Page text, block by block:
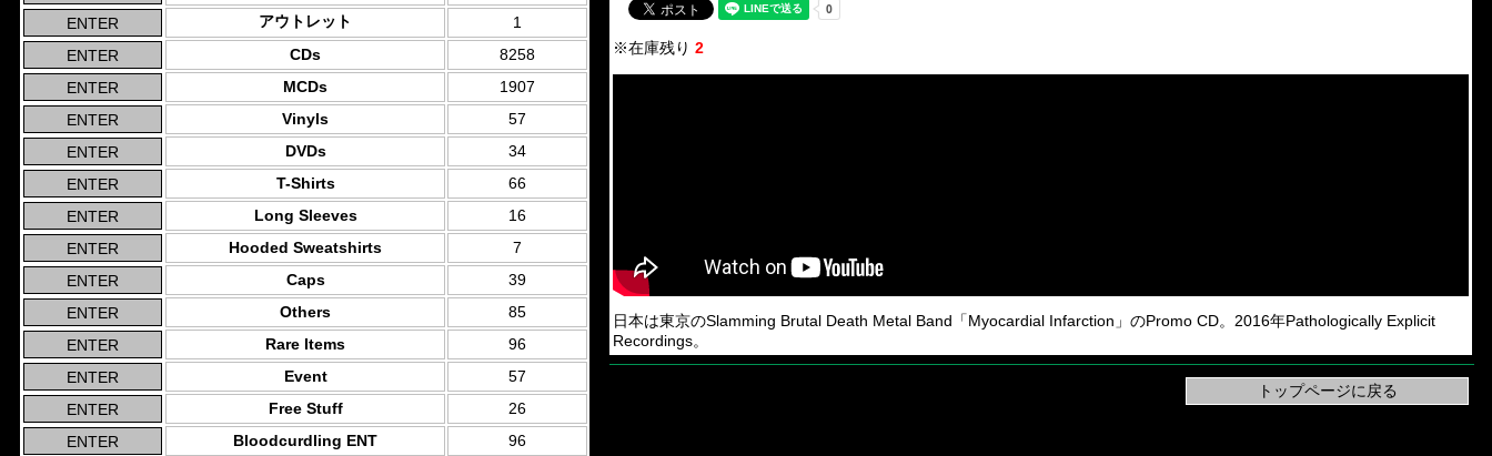
アウトレット
1
CDs
8258
MCDs
1907
Vinyls
57
DVDs
34
T-Shirts
66
Long Sleeves
16
Hooded Sweatshirts
7
Caps
39
Others
85
Rare Items
96
Event
57
Free Stuff
26
Bloodcurdling ENT
96
※在庫残り 2
日本は東京のSlamming Brutal Death Metal Band「Myocardial Infarction」のPromo CD。2016年Pathologically Explicit
Recordings。